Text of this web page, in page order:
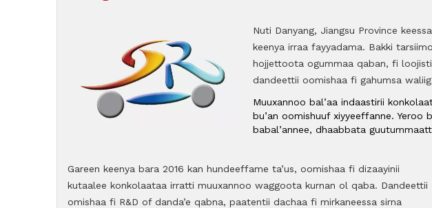
Nuti Danyang, Jiangsu Province
keenya irraa fayyadama. Bakki
hojjettoota ogummaa qaban, fi
dandeettii oomishaa fi gahumsa
Muuxannoo bal’aa indaastirii
bu’an oomishuuf xiyyeeffanne. Yeroo
babal’annee, dhaabbata
Gareen keenya bara 2016 kan hundeeffame ta’us, oomishaa fi dizaayinii
kutaalee konkolaataa irratti muuxannoo waggoota kurnan ol qaba. Dandeettii
omishaa fi R&D of danda’e qabna, paatentii dachaa fi mirkaneessa sirna